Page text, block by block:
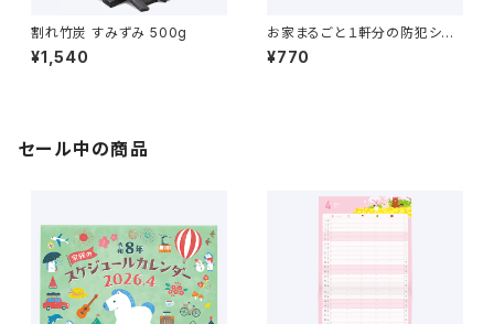
割れ竹炭 すみずみ 500g
¥1,540
お家まるごと１軒分の防犯シー
ル
¥770
セール中の商品